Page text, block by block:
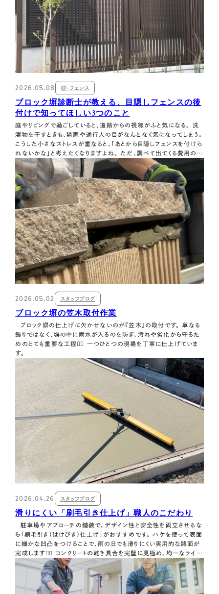
2026.05.08 塀・フェンス
ブロック塀診断士が教える、目隠しフェンスの後
付けで知ってほしい3つのこと
庭やリビングで過ごしていると、道路からの視線がふと気になる。 洗
濯物を干すときも、隣家や通行人の目がなんとなく気になってしまう。
こうした小さなストレスが重なると、「あとから目隠しフェンスを付けら
れないかな」と考えたくなりますよね。 ただ、調べて出てくる費用の多
くは、何もない場所に新しくフェンスを設置する場合の目安です。 す
でに古いフェンスやブロック塀がある家では、撤去するのか、そのまま
使えるの…
2026.05.02 スタッフブログ
ブロック塀の笠木取付作業
飾りではなく、塀の中に雨水が入るのを防ぎ、汚れや劣化から守るた
めのとても重要な工程👷‍♂️ 一つひとつの現場を丁寧に仕上げていま
2026.04.26 スタッフブログ
滑りにくい「刷毛引き仕上げ」職人のこだわり
ら「刷毛引き（はけびき）仕上げ」がおすすめです。 ハケを使って表面
に細かな凹凸をつけることで、雨の日でも滑りにくい実用的な路面が
完成します👷‍♂️ コンクリートの乾き具合を完璧に見極め、均一なライン
を描くには熟練の技術が欠かせません 🫡